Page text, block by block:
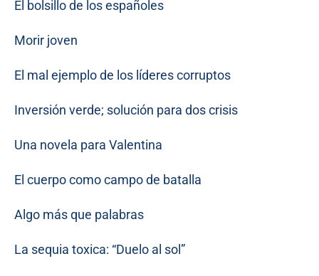
El bolsillo de los españoles
Morir joven
El mal ejemplo de los líderes corruptos
Inversión verde; solución para dos crisis
Una novela para Valentina
El cuerpo como campo de batalla
Algo más que palabras
La sequia toxica: “Duelo al sol”